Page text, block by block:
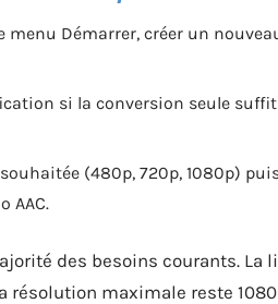
menu Démarrer, créer un
si la conversion seule
(480p, 720p, 1080p)
AAC.
des besoins courants.
résolution maximale reste